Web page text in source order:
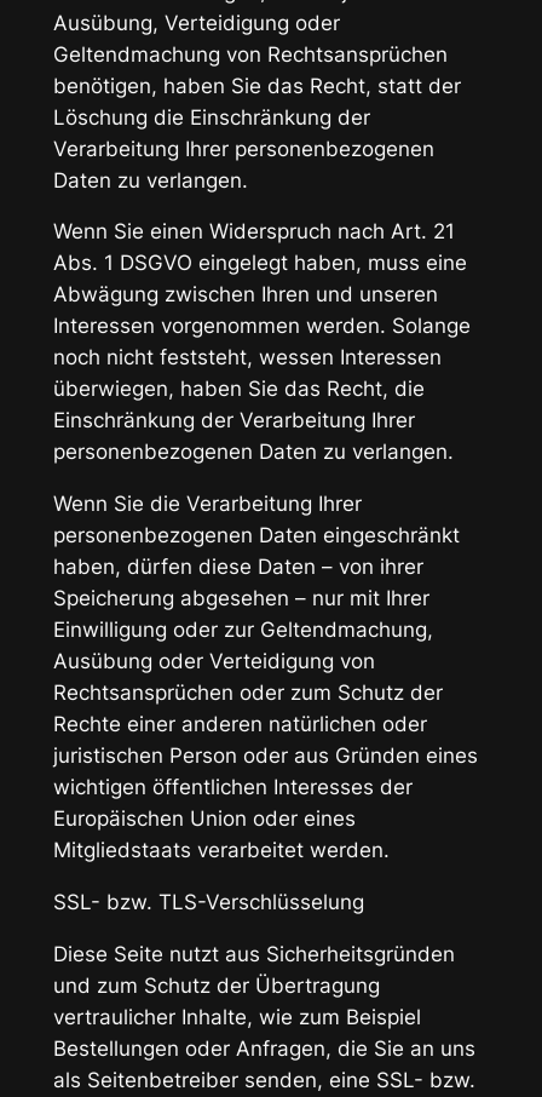
Ausübung, Verteidigung oder
Geltendmachung von Rechtsansprüchen
benötigen, haben Sie das Recht, statt der
Löschung die Einschränkung der
Verarbeitung Ihrer personenbezogenen
Daten zu verlangen.
Wenn Sie einen Widerspruch nach Art. 21
Abs. 1 DSGVO eingelegt haben, muss eine
Abwägung zwischen Ihren und unseren
Interessen vorgenommen werden. Solange
noch nicht feststeht, wessen Interessen
überwiegen, haben Sie das Recht, die
Einschränkung der Verarbeitung Ihrer
personenbezogenen Daten zu verlangen.
Wenn Sie die Verarbeitung Ihrer
personenbezogenen Daten eingeschränkt
haben, dürfen diese Daten – von ihrer
Speicherung abgesehen – nur mit Ihrer
Einwilligung oder zur Geltendmachung,
Ausübung oder Verteidigung von
Rechtsansprüchen oder zum Schutz der
Rechte einer anderen natürlichen oder
juristischen Person oder aus Gründen eines
wichtigen öffentlichen Interesses der
Europäischen Union oder eines
Mitgliedstaats verarbeitet werden.
SSL- bzw. TLS-Verschlüsselung
Diese Seite nutzt aus Sicherheitsgründen
und zum Schutz der Übertragung
vertraulicher Inhalte, wie zum Beispiel
Bestellungen oder Anfragen, die Sie an uns
als Seitenbetreiber senden, eine SSL- bzw.